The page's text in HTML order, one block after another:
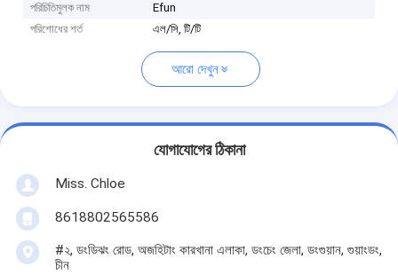
পরিচিতিমুলক নাম
Efun
পরিশোধের শর্ত
এল/সি, টি/টি
আরো দেখুন
যোগাযোগের ঠিকানা
Miss. Chloe
8618802565586
#২, ডংডিঝং রোড, অজহিটাং কারখানা এলাকা, ডংচেং জেলা, ডংগুয়ান, গুয়াংডং,
চীন